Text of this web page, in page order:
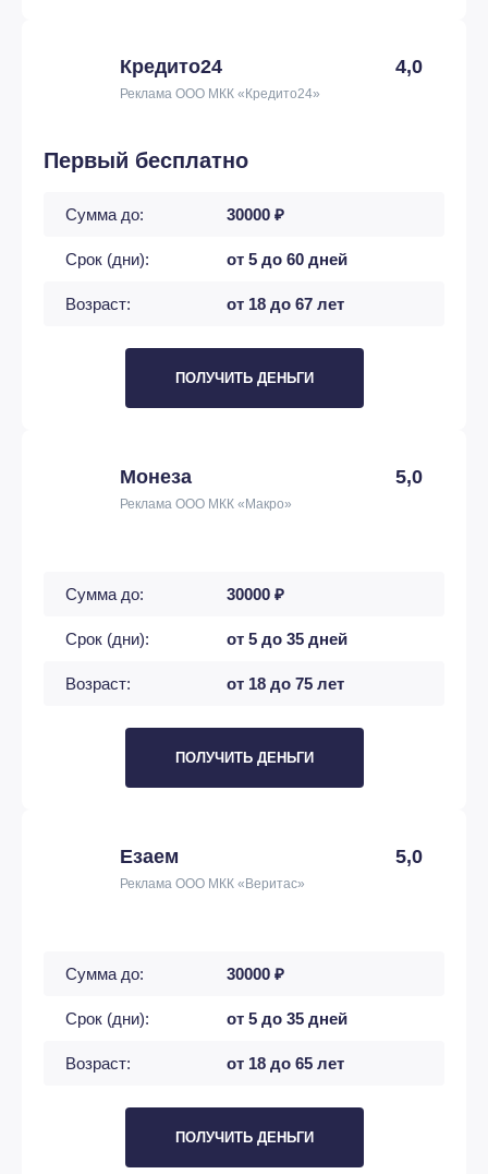
Кредито24 4,0
Реклама ООО МКК «Кредито24»
Первый бесплатно
Сумма до: 30000 ₽
Срок (дни): от 5 до 60 дней
Возраст: от 18 до 67 лет
ПОЛУЧИТЬ ДЕНЬГИ
Монеза 5,0
Реклама ООО МКК «Макро»
Сумма до: 30000 ₽
Срок (дни): от 5 до 35 дней
Возраст: от 18 до 75 лет
ПОЛУЧИТЬ ДЕНЬГИ
Езаем 5,0
Реклама ООО МКК «Веритас»
Сумма до: 30000 ₽
Срок (дни): от 5 до 35 дней
Возраст: от 18 до 65 лет
ПОЛУЧИТЬ ДЕНЬГИ